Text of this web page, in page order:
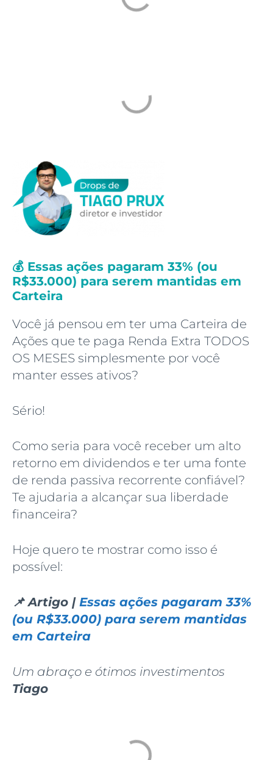
💰 Essas ações pagaram 33% (ou
R$33.000) para serem mantidas em
Carteira
Você já pensou em ter uma Carteira de
Ações que te paga Renda Extra TODOS
OS MESES simplesmente por você
manter esses ativos?
Sério!
Como seria para você receber um alto
retorno em dividendos e ter uma fonte
de renda passiva recorrente confiável?
Te ajudaria a alcançar sua liberdade
financeira?
Hoje quero te mostrar como isso é
possível:
📌 Artigo | Essas ações pagaram 33%
(ou R$33.000) para serem mantidas
em Carteira
Um abraço e ótimos investimentos
Tiago